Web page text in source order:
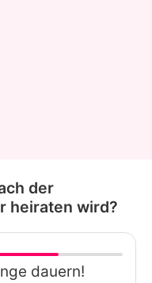
der
heiraten wird?
dauern!